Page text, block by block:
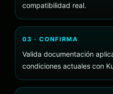
compatibilidad real.
03 · CONFIRMA
Valida documentación
condiciones actuales con